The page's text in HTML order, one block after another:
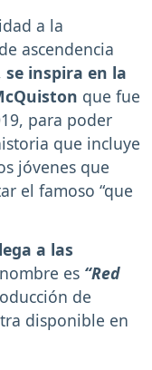
a la
ascendencia
se inspira en la
que fue
para poder
que incluye
jóvenes que
el famoso “que
a las
es “Red
de
disponible en